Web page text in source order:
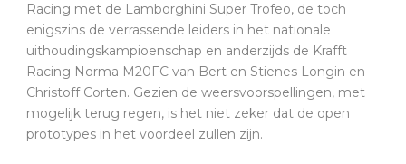
Racing met de Lamborghini Super Trofeo, de toch
enigszins de verrassende leiders in het nationale
uithoudingskampioenschap en anderzijds de Krafft
Racing Norma M20FC van Bert en Stienes Longin en
Christoff Corten. Gezien de weersvoorspellingen, met
mogelijk terug regen, is het niet zeker dat de open
prototypes in het voordeel zullen zijn.